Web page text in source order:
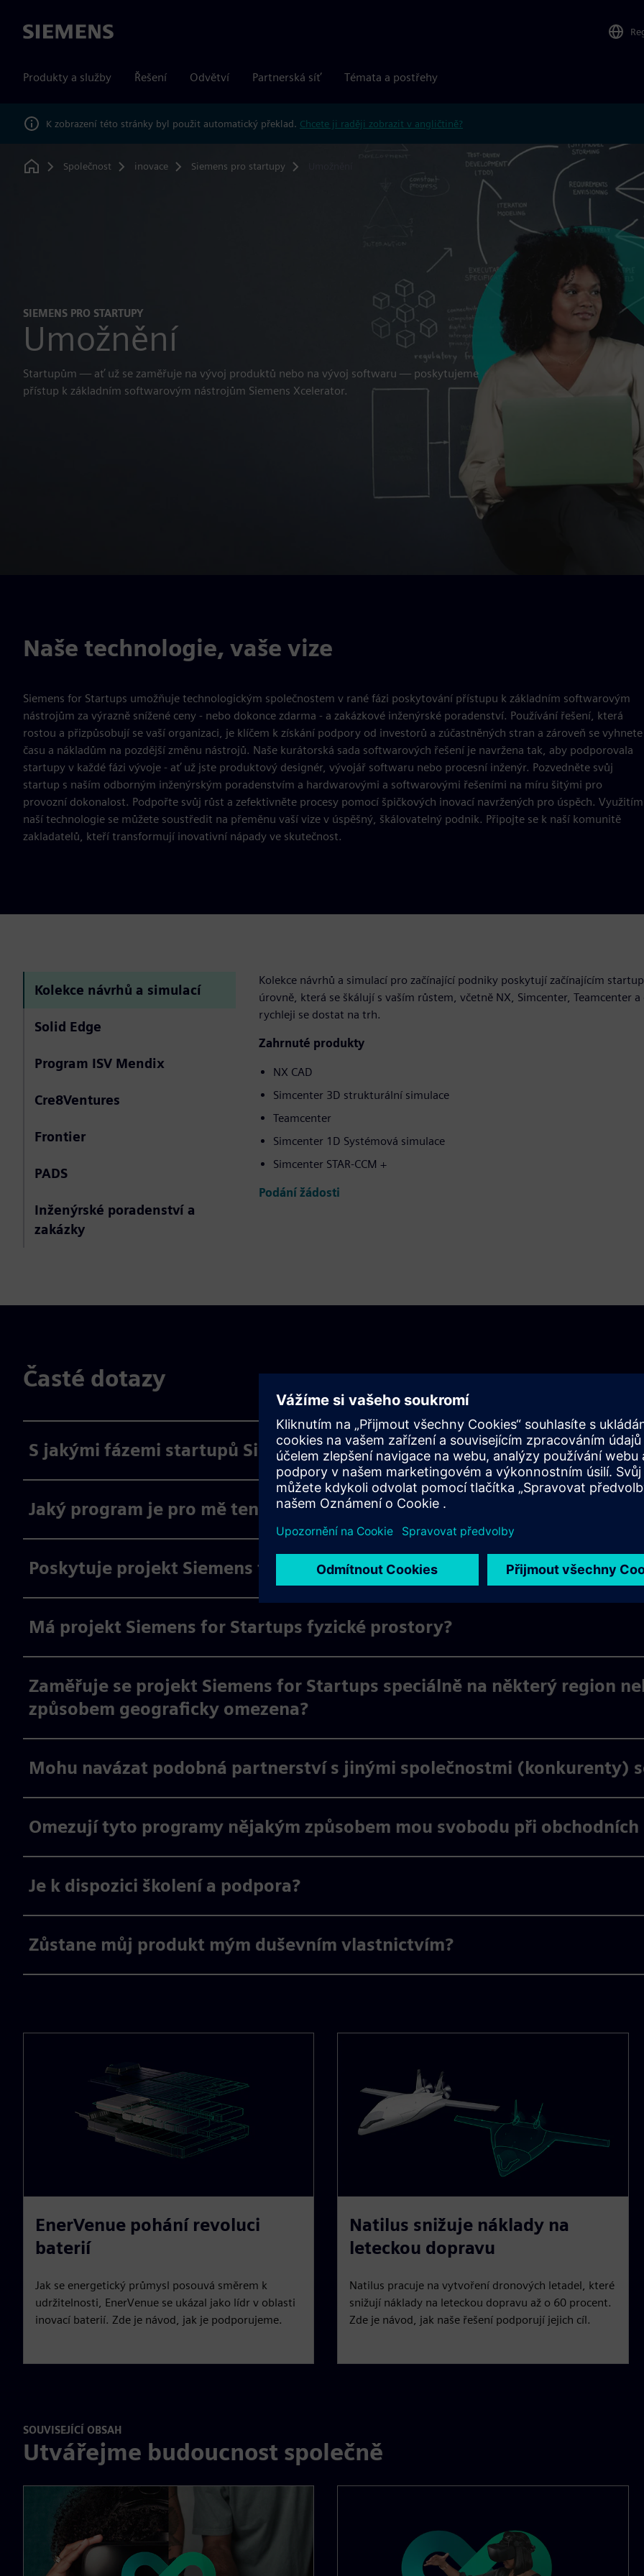
Siemens
Produkty a služby Řešení Odvětví Partnerská síť Témata a postřehy
K zobrazení této stránky byl použit automatický překlad. Chcete ji raději zobrazit v angličtině?
Home
Společnost inovace Siemens pro startupy
SIEMENS PRO STARTUPY
Umožnění
Startupům — ať už se zaměřuje na vývoj produktů nebo na vývoj softwaru — poskytujeme
přístup k základním softwarovým nástrojům Siemens Xcelerator.
Naše technologie, vaše vize
Siemens for Startups umožňuje technologickým společnostem v rané fázi poskytování přístupu k základním softwarovým
nástrojům za výrazně snížené ceny - nebo dokonce zdarma - a zakázkové inženýrské poradenství. Používání řešení, která
rostou a přizpůsobují se vaší organizaci, je klíčem k získání podpory od investorů a zúčastněných stran a zároveň se vyhnete
času a nákladům na pozdější změnu nástrojů. Naše kurátorská sada softwarových řešení je navržena tak, aby podporovala
startupy v každé fázi vývoje - ať už jste produktový designér, vývojář softwaru nebo procesní inženýr. Pozvedněte svůj
startup s naším odborným inženýrským poradenstvím a hardwarovými a softwarovými řešeními na míru šitými pro
provozní dokonalost. Podpořte svůj růst a zefektivněte procesy pomocí špičkových inovací navržených pro úspěch. Využitím
naší technologie se můžete soustředit na přeměnu vaší vize v úspěšný, škálovatelný podnik. Připojte se k naší komunitě
zakladatelů, kteří transformují inovativní nápady ve skutečnost.
Kolekce návrhů a simulací
Solid Edge
Program ISV Mendix
Cre8Ventures
Frontier
PADS
Inženýrské poradenství a
zakázky
Kolekce návrhů a simulací pro začínající podniky poskytují začínajícím
úrovně, která se škálují s vaším růstem, včetně NX, Simcenter,
rychleji se dostat na trh.
Zahrnuté produkty
NX CAD
Simcenter 3D strukturální simulace
Teamcenter
Simcenter 1D Systémová simulace
Simcenter STAR-CCM +
Podání žádosti
Časté dotazy
S jakými fázemi startupů Siemens spolupracuje?
Jaký program je pro mě ten pravý — Collaborate, Connect nebo
Poskytuje projekt Siemens for Startups rizikový kapitál?
Má projekt Siemens for Startups fyzické prostory?
Zaměřuje se projekt Siemens for Startups speciálně na některý region
způsobem geograficky omezena?
Mohu navázat podobná partnerství s jinými společnostmi (konkurenty)
Omezují tyto programy nějakým způsobem mou svobodu při
Je k dispozici školení a podpora?
Zůstane můj produkt mým duševním vlastnictvím?
EnerVenue pohání revoluci
baterií
Jak se energetický průmysl posouvá směrem k
udržitelnosti, EnerVenue se ukázal jako lídr v oblasti
inovací baterií. Zde je návod, jak je podporujeme.
Natilus snižuje náklady na
leteckou dopravu
Natilus pracuje na vytvoření dronových letadel, které
snižují náklady na leteckou dopravu až o 60 procent.
Zde je návod, jak naše řešení podporují jejich cíl.
SOUVISEJÍCÍ OBSAH
Utvářejme budoucnost společně